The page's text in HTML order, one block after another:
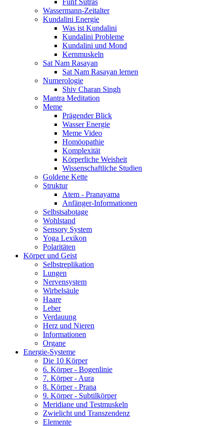
Fünf Sutras
Wassermann-Zeitalter
Kundalini Energie
Was ist Kundalini
Kundalini Probleme
Kundalini und Mond
Kernmuskeln
Sat Nam Rasayan
Sat Nam Rasayan lernen
Numerologie
Shiv Charan Singh
Mantra Meditation
Meme
Prägender Blick
Wasser Energie
Meme Video
Homöopathie
Komplexität
Körperliche Weisheit
Wissenschaftliche Studien
Goldene Kette
Struktur
Atem - Pranayama
Anfänger-Informationen
Selbstsabotage
Wohlstand
Sensory System
Yoga Lexikon
Polaritäten
Körper und Geist
Selbstreplikation
Lungen
Nervensystem
Wirbelsäule
Haare
Leber
Verdauung
Herz und Nieren
Informationen
Organe
Energie-Systeme
Die 10 Körper
6. Körper - Bogenlinie
7. Körper - Aura
8. Körper - Prana
9. Körper - Subtilkörper
Meridiane und Testmuskeln
Zwielicht und Transzendenz
Elemente